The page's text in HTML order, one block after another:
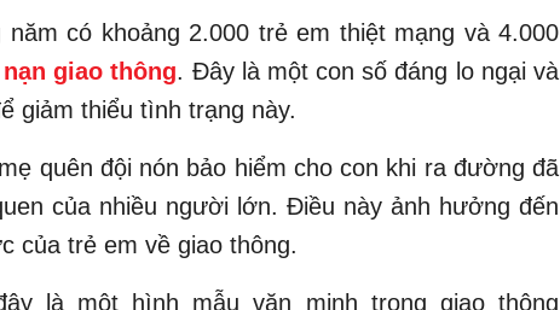
có khoảng 2.000 trẻ em thiệt mạng và 4.000
giao thông. Đây là một con số đáng lo ngại và
giảm thiểu tình trạng này.
quên đội nón bảo hiểm cho con khi ra đường đã
của nhiều người lớn. Điều này ảnh hưởng đến
của trẻ em về giao thông.
là một hình mẫu văn minh trong giao thông